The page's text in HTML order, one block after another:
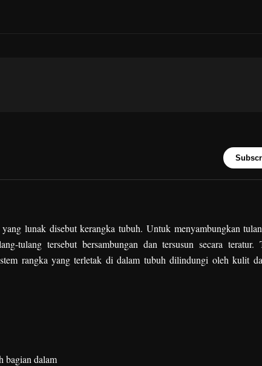
lunak disebut kerangka tubuh. Untuk menyambungkan
tulang tersebut bersambungan dan tersusun secara teratur.
rangka yang terletak di dalam tubuh dilindungi oleh kulit
bagian dalam